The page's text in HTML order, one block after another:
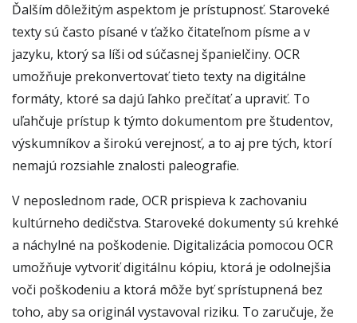
Ďalším dôležitým aspektom je prístupnosť. Staroveké
texty sú často písané v ťažko čitateľnom písme a v
jazyku, ktorý sa líši od súčasnej španielčiny. OCR
umožňuje prekonvertovať tieto texty na digitálne
formáty, ktoré sa dajú ľahko prečítať a upraviť. To
uľahčuje prístup k týmto dokumentom pre študentov,
výskumníkov a širokú verejnosť, a to aj pre tých, ktorí
nemajú rozsiahle znalosti paleografie.
V neposlednom rade, OCR prispieva k zachovaniu
kultúrneho dedičstva. Staroveké dokumenty sú krehké
a náchylné na poškodenie. Digitalizácia pomocou OCR
umožňuje vytvoriť digitálnu kópiu, ktorá je odolnejšia
voči poškodeniu a ktorá môže byť sprístupnená bez
toho, aby sa originál vystavoval riziku. To zaručuje, že